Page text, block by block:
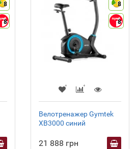
8
8
8
8
Велотренажер Gymtek
XB3000 синий
21 888 грн